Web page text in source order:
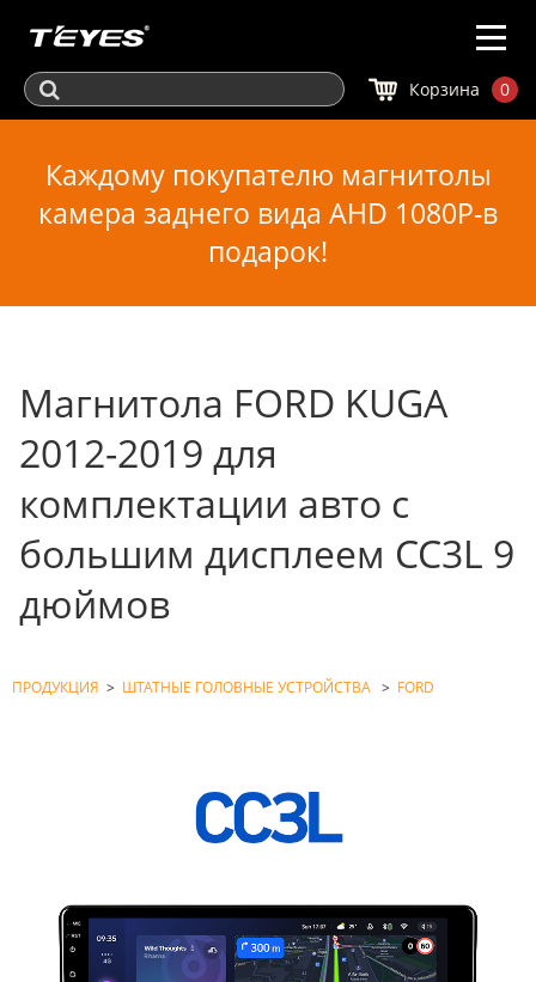
Корзина 0
Каждому покупателю магнитолы
камера заднего вида AHD 1080P-в
подарок!
Магнитола FORD KUGA
2012-2019 для
комплектации авто с
большим дисплеем CC3L 9
дюймов
ПРОДУКЦИЯ > ШТАТНЫЕ ГОЛОВНЫЕ УСТРОЙСТВА > FORD